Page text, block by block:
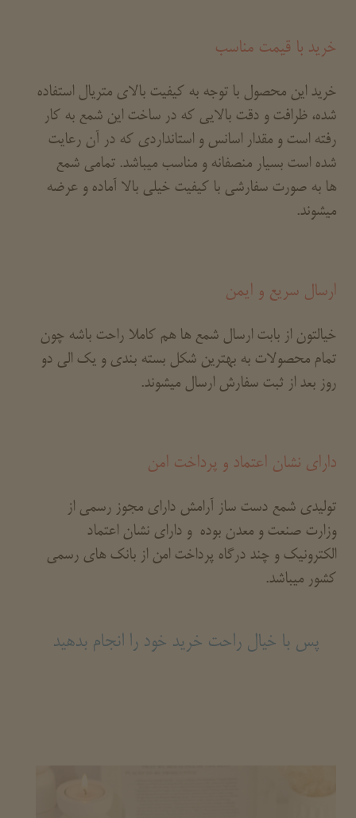
خرید با قیمت مناسب
خرید این محصول با توجه به کیفیت بالای متریال استفاده
شده، ظرافت و دقت بالایی که در ساخت این شمع به کار
رفته است و مقدار اسانس و استانداردی که در آن رعایت
شده است بسیار منصفانه و مناسب میباشد. تمامی شمع
ها به صورت سفارشی با کیفیت خیلی بالا آماده و عرضه
میشوند.
ارسال سریع و ایمن
خیالتون از بابت ارسال شمع ها هم کاملا راحت باشه چون
تمام محصولات به بهترین شکل بسته بندی و یک الی دو
روز بعد از ثبت سفارش ارسال میشوند.
دارای نشان اعتماد و پرداخت امن
تولیدی شمع دست ساز آرامش دارای مجوز رسمی از
وزارت صنعت و معدن بوده و دارای نشان اعتماد
الکترونیک و چند درگاه پرداخت امن از بانک های رسمی
کشور میباشد.
پس با خیال راحت خرید خود را انجام بدهید